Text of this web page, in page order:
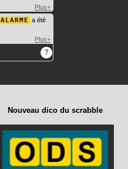
Plus+
ALARME a été
Plus+
?
Nouveau dico du scrabble